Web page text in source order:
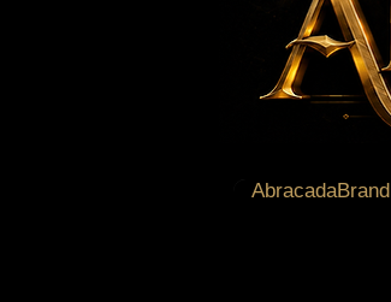
AbracadaBrand